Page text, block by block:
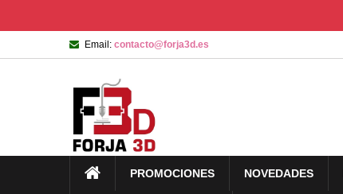
Email: contacto@forja3d.es
PROMOCIONES NOVEDADES